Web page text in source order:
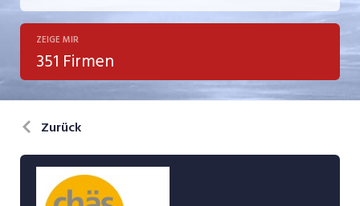
ZEIGE MIR
351 Firmen
Zurück